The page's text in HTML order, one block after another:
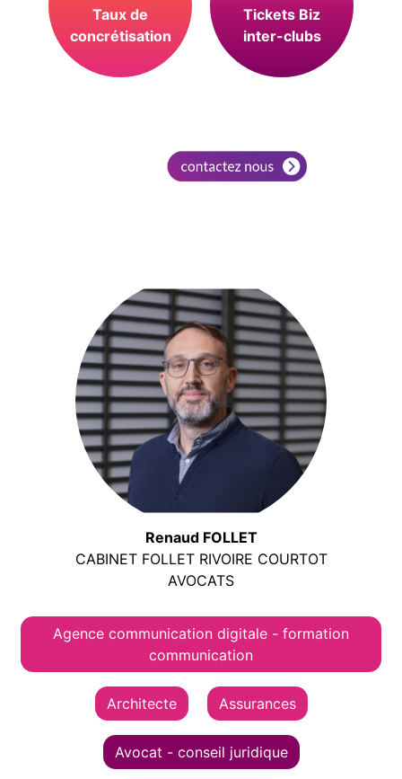
Taux de
concrétisation
Tickets Biz
inter-clubs
Renaud FOLLET
CABINET FOLLET RIVOIRE COURTOT
AVOCATS
Agence communication digitale - formation
communication
Architecte Assurances
Avocat - conseil juridique